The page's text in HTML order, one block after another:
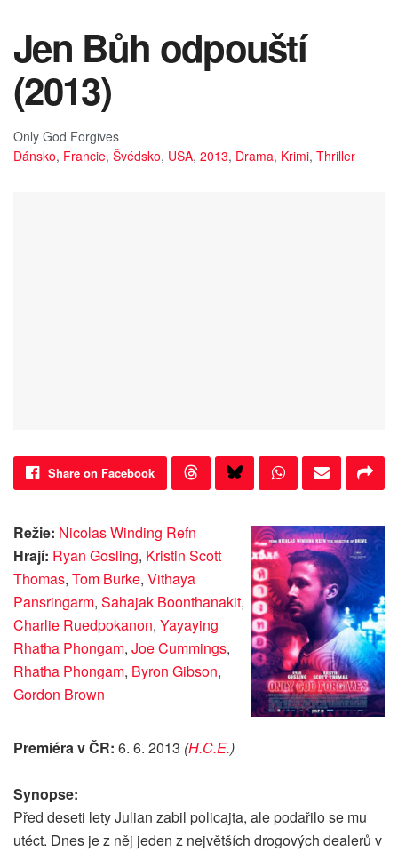
Jen Bůh odpouští
(2013)
Only God Forgives
Dánsko, Francie, Švédsko, USA, 2013, Drama, Krimi, Thriller
Share on Facebook
Režie: Nicolas Winding Refn
Hrají: Ryan Gosling, Kristin Scott
Thomas, Tom Burke, Vithaya
Pansringarm, Sahajak Boonthanakit,
Charlie Ruedpokanon, Yayaying
Rhatha Phongam, Joe Cummings,
Rhatha Phongam, Byron Gibson,
Gordon Brown
Premiéra v ČR: 6. 6. 2013 (H.C.E.)
Synopse:
Před deseti lety Julian zabil policajta, ale podařilo se mu
utéct. Dnes je z něj jeden z největších drogových dealerů v